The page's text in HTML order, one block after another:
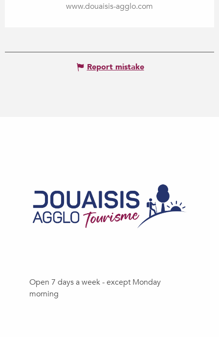
www.douaisis-agglo.com
Report mistake
Open 7 days a week - except Monday
morning